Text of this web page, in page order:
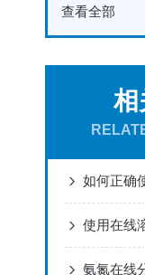
查看全部
相
如何正确